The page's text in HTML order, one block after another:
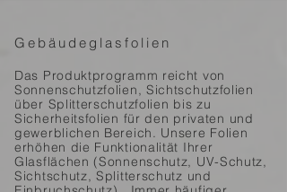
Gebäudeglasfolien
Das Produktprogramm reicht von
Sonnenschutzfolien, Sichtschutzfolien
über Splitterschutzfolien bis zu
Sicherheitsfolien für den privaten und
gewerblichen Bereich. Unsere Folien
erhöhen die Funktionalität Ihrer
Glasflächen (Sonnenschutz, UV-Schutz,
Sichtschutz, Splitterschutz und